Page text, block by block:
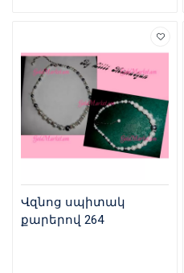
Վզնոց սպիտակ
քարերով 264